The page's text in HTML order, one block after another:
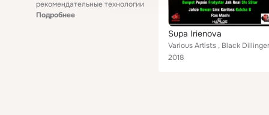
рекомендательные технологии
Подробнее
Supa Irienova
2018